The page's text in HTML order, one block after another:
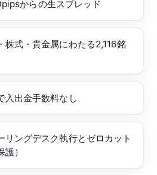
からの生スプレッド
株式・貴金属にわたる2,116銘
入出金手数料なし
リングデスク執行とゼロカット
）